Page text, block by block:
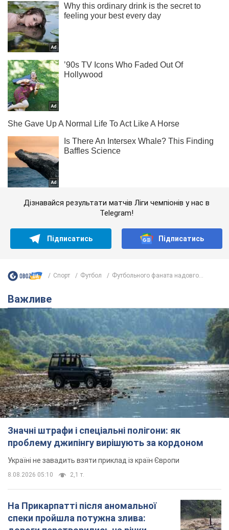
Дізнавайся результати матчів Ліги чемпіонів у нас в
Telegram!
Підписатись Підписатись
Спорт Футбол Футбольного фаната надовго...
Важливе
Значні штрафи і спеціальні полігони: як
проблему джипінгу вирішують за кордоном
Україні не завадить взяти приклад із країн Європи
8.08.2026 05:10 2,1 т.
На Прикарпатті після аномальної
спеки пройшла потужна злива: